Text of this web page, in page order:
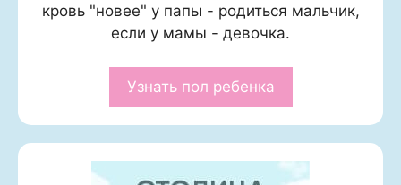
кровь "новее" у папы - родиться мальчик,
если у мамы - девочка.
Узнать пол ребенка